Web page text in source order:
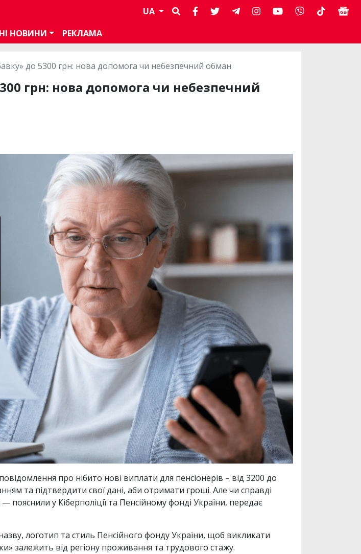
UA
НОВИНИ РЕКЛАМА
до 5300 грн: нова допомога чи небезпечний обман
грн: нова допомога чи небезпечний
про нібито нові виплати для пенсіонерів – від 3200 до
та підтвердити свої дані, аби отримати гроші. Але чи справді
у Кіберполіції та Пенсійному фонді України, передає
логотип та стиль Пенсійного фонду України, щоб викликати
залежить від регіону проживання та трудового стажу.